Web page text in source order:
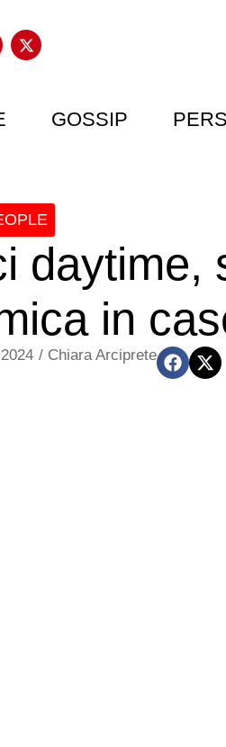
GOSSIP
daytime,
in
/ Chiara Arciprete